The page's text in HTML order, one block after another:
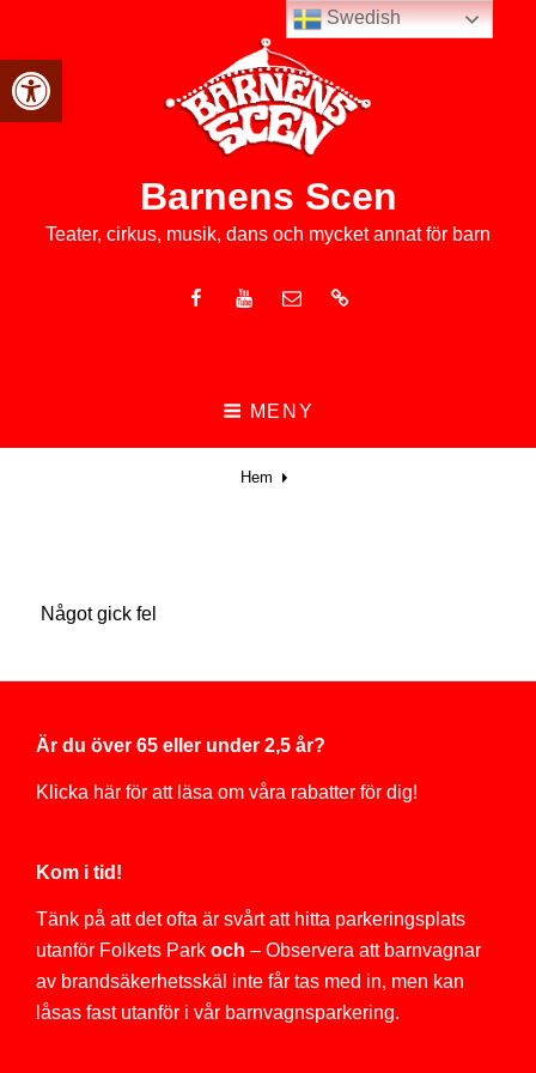
Open toolbar
Barnens Scen
Teater, cirkus, musik, dans och mycket annat för barn
FacebookYoutube
E-
Nyhetsbrev
MENY
Hem
Något gick fel
Är du över 65 eller under 2,5 år?
Klicka här för att läsa om våra rabatter för dig!
Kom i tid!
Tänk på att det ofta är svårt att hitta parkeringsplats
utanför Folkets Park och – Observera att barnvagnar
av brandsäkerhetsskäl inte får tas med in, men kan
låsas fast utanför i vår barnvagnsparkering.
Swedish